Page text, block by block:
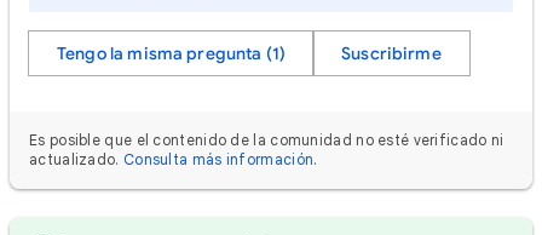
Tengo la misma pregunta (1) Suscribirme
Es posible que el contenido de la comunidad no esté verificado ni
actualizado. Consulta más información.